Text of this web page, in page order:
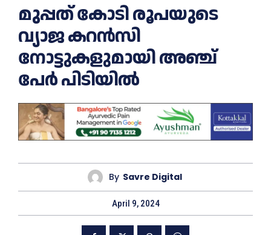
മുപ്പത് കോടി രൂപയുടെ
വ്യാജ കറൻസി
നോട്ടുകളുമായി അഞ്ച്
പേർ പിടിയിൽ
By Savre Digital
April 9, 2024